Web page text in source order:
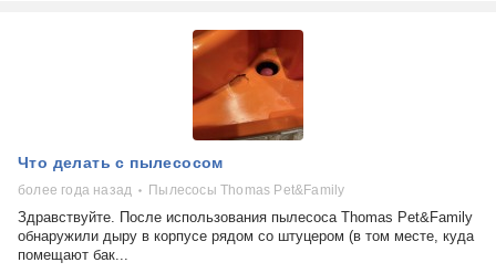
Что делать с пылесосом
более года назад Пылесосы Thomas Pet&Family
Здравствуйте. После использования пылесоса Thomas Pet&Family
обнаружили дыру в корпусе рядом со штуцером (в том месте, куда
помещают бак...